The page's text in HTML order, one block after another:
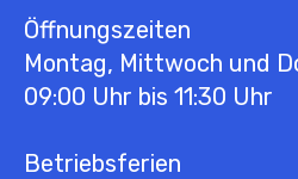
Öffnungszeiten
Montag, Mittwoch und
09:00 Uhr bis 11:30 Uhr
Betriebsferien